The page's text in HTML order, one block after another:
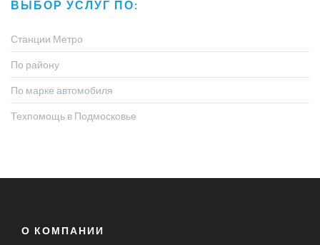
ВЫБОР УСЛУГ ПО:
Станции Метро
По району
По марке автомобиля
Техпомощь в Подмосковье
О КОМПАНИИ